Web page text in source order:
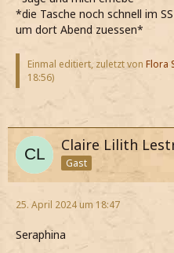
*die Tasche noch schnell im
um dort Abend zuessen*
Einmal editiert, zuletzt von Flora
18:56)
Claire Lilith
Gast
25. April 2024 um 18:47
Seraphina